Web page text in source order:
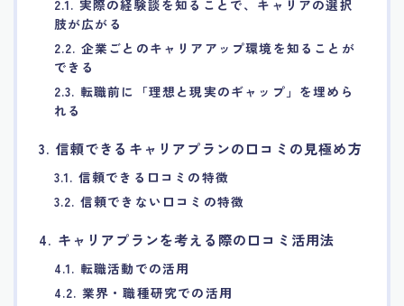
9.年代別の目標設定ポイント
10.エージェント利用時の注意点
12.異業種への転職成功手法
14.エージェント利用者の成功事例集
2.1. 実際の経験談を知ることで、キャリアの選択
肢が広がる
2.2. 企業ごとのキャリアアップ環境を知ることが
できる
2.3. 転職前に「理想と現実のギャップ」を埋めら
れる
3. 信頼できるキャリアプランの口コミの見極め方
3.1. 信頼できる口コミの特徴
3.2. 信頼できない口コミの特徴
4. キャリアプランを考える際の口コミ活用法
4.1. 転職活動での活用
4.2. 業界・職種研究での活用